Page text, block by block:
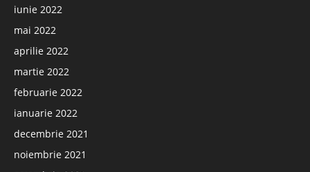
iunie 2022
mai 2022
aprilie 2022
martie 2022
februarie 2022
ianuarie 2022
decembrie 2021
noiembrie 2021